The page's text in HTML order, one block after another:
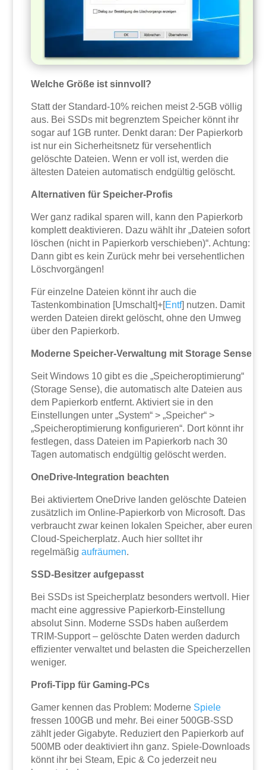
Welche Größe ist sinnvoll?
Statt der Standard-10% reichen meist 2-5GB völlig
aus. Bei SSDs mit begrenztem Speicher könnt ihr
sogar auf 1GB runter. Denkt daran: Der Papierkorb
ist nur ein Sicherheitsnetz für versehentlich
gelöschte Dateien. Wenn er voll ist, werden die
ältesten Dateien automatisch endgültig gelöscht.
Alternativen für Speicher-Profis
Wer ganz radikal sparen will, kann den Papierkorb
komplett deaktivieren. Dazu wählt ihr „Dateien sofort
löschen (nicht in Papierkorb verschieben)“. Achtung:
Dann gibt es kein Zurück mehr bei versehentlichen
Löschvorgängen!
Für einzelne Dateien könnt ihr auch die
Tastenkombination [Umschalt]+[Entf] nutzen. Damit
werden Dateien direkt gelöscht, ohne den Umweg
über den Papierkorb.
Moderne Speicher-Verwaltung mit Storage Sense
Seit Windows 10 gibt es die „Speicheroptimierung“
(Storage Sense), die automatisch alte Dateien aus
dem Papierkorb entfernt. Aktiviert sie in den
Einstellungen unter „System“ > „Speicher“ >
„Speicheroptimierung konfigurieren“. Dort könnt ihr
festlegen, dass Dateien im Papierkorb nach 30
Tagen automatisch endgültig gelöscht werden.
OneDrive-Integration beachten
Bei aktiviertem OneDrive landen gelöschte Dateien
zusätzlich im Online-Papierkorb von Microsoft. Das
verbraucht zwar keinen lokalen Speicher, aber euren
Cloud-Speicherplatz. Auch hier solltet ihr
regelmäßigaufräumen.
SSD-Besitzer aufgepasst
Bei SSDs ist Speicherplatz besonders wertvoll. Hier
macht eine aggressive Papierkorb-Einstellung
absolut Sinn. Moderne SSDs haben außerdem
TRIM-Support – gelöschte Daten werden dadurch
effizienter verwaltet und belasten die Speicherzellen
weniger.
Profi-Tipp für Gaming-PCs
Gamer kennen das Problem: Moderne Spiele
fressen 100GB und mehr. Bei einer 500GB-SSD
zählt jeder Gigabyte. Reduziert den Papierkorb auf
500MB oder deaktiviert ihn ganz. Spiele-Downloads
könnt ihr bei Steam, Epic & Co jederzeit neu